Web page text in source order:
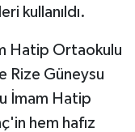
kullanıldı.
Hatip Ortaokulu
Rize Güneysu
İmam Hatip
hem hafız